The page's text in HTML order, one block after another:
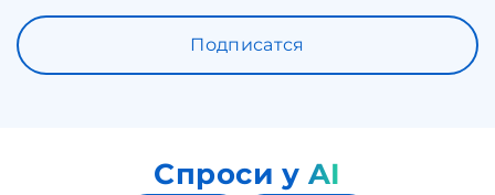
Подписатся
Спроси у AI